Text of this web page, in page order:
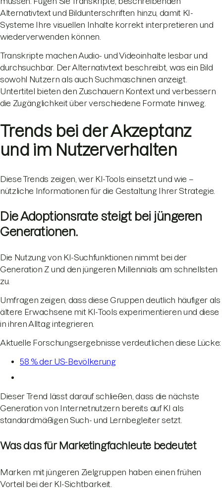
Alternativtext und Bildunterschriften hinzu, damit KI-
Systeme Ihre visuellen Inhalte korrekt interpretieren und
wiederverwenden können.
Transkripte machen Audio- und Videoinhalte lesbar und
durchsuchbar. Der Alternativtext beschreibt, was ein Bild
sowohl Nutzern als auch Suchmaschinen anzeigt.
Untertitel bieten den Zuschauern Kontext und verbessern
die Zugänglichkeit über verschiedene Formate hinweg.
Trends bei der Akzeptanz
und im Nutzerverhalten
Diese Trends zeigen, wer KI-Tools einsetzt und wie –
nützliche Informationen für die Gestaltung Ihrer Strategie.
Die Adoptionsrate steigt bei jüngeren
Generationen.
Die Nutzung von KI-Suchfunktionen nimmt bei der
Generation Z und den jüngeren Millennials am schnellsten
zu.
Umfragen zeigen, dass diese Gruppen deutlich häufiger als
ältere Erwachsene mit KI-Tools experimentieren und diese
in ihren Alltag integrieren.
Aktuelle Forschungsergebnisse verdeutlichen diese Lücke:
58 % der US-Bevölkerung
Dieser Trend lässt darauf schließen, dass die nächste
Generation von Internetnutzern bereits auf KI als
standardmäßigen Such- und Lernbegleiter setzt.
Was das für Marketingfachleute bedeutet
Marken mit jüngeren Zielgruppen haben einen frühen
Vorteil bei der KI-Sichtbarkeit.